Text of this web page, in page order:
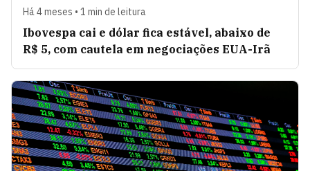
Há 4 meses • 1 min de leitura
Ibovespa cai e dólar fica estável, abaixo de
R$ 5, com cautela em negociações EUA-Irã